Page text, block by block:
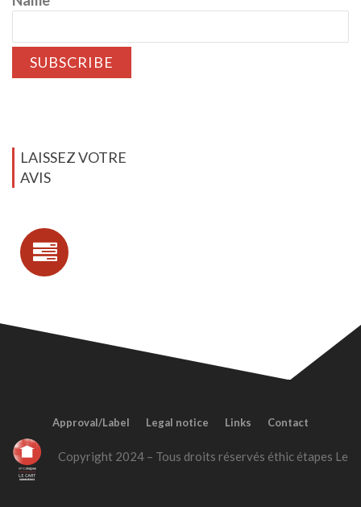
LAISSEZ VOTRE
AVIS
Approval/Label Legal notice Links Contact
Copyright 2024 – Tous droits réservés éthic étapes Le